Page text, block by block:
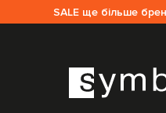
SALE ще більше